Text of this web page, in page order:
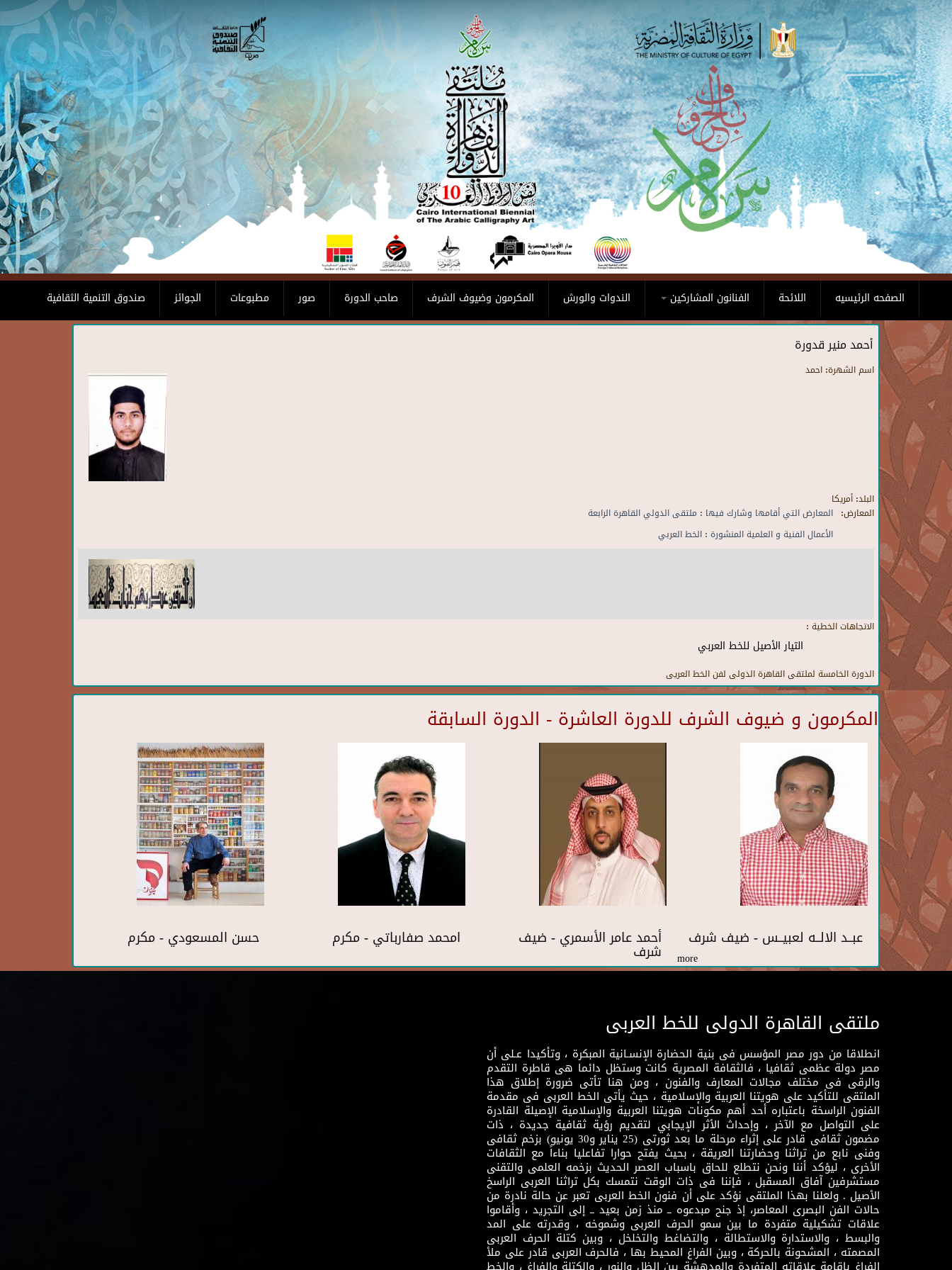
Skip to main content
صندوق التنمية الثقافية الجوائز مطبوعات صور صاحب الدورة المكرمون وضيوف الشرف الندوات والورش الفنانون المشاركين اللائحة الصفحه الرئيسيه
أحمد منير قدورة
اسم الشهرة: احمد
البلد: أمريكا
المعارض: المعارض التي أقامها وشارك فيها : ملتقى الدولي القاهرة الرابعة
الأعمال الفنية و العلمية المنشورة : الخط العربي
الاتجاهات الخطية :
التيار الأصيل للخط العربي
الدورة الخامسة لملتقى القاهرة الدولى لفن الخط العريى
المكرمون و ضيوف الشرف للدورة العاشرة - الدورة السابقة
حسن المسعودي - مكرم امحمد صفارباتي - مكرم أحمد عامر الأسمري - ضيف
شرف
عبــد الالــه لعبيــس - ضيف شرف
more
ملتقى القاهرة الدولى للخط العربى
انطلاقا من دور مصر المؤسس فى بنية الحضارة الإنسـانية المبكرة ، وتأكيدا عـلى أن
مصر دولة عظمى ثقافيا ، فالثقافة المصرية كانت وستظل دائما هى قاطرة التقدم
والرقى فى مختلف مجالات المعارف والفنون ، ومن هنا تأتى ضرورة إطلاق هذا
الملتقى للتأكيد على هويتنا العربية والإسلامية ، حيث يأتى الخط العربى فى مقدمة
الفنون الراسخة باعتباره أحد أهم مكونات هويتنا العربية والإسلامية الإصيلة القادرة
على التواصل مع الآخر ، وإحداث الأثر الإيجابي لتقديم رؤية ثقافية جديدة ، ذات
مضمون ثقافى قادر على إثراء مرحلة ما بعد ثورتى (25 يناير و30 يونيو) بزخم ثقافى
وفنى نابع من تراثنا وحضارتنا العريقة ، بحيث يفتح حوارا تفاعليا بناءاً مع الثقافات
الأخرى ، ليؤكد أننا ونحن نتطلع للحاق باسباب العصر الحديث بزخمه العلمى والتقنى
مستشرفين آفاق المسقبل ، فإننا فى ذات الوقت نتمسك بكل تراثنا العربى الراسخ
الأصيل . ولعلنا بهذا الملتقى نؤكد على أن فنون الخط العربى تعبر عن حالة نادرة من
حالات الفن البصرى المعاصر، إذ جنح مبدعوه ــ منذ زمن بعيد ــ إلى التجريد ، وأقاموا
علاقات تشكيلية متفردة ما بين سمو الحرف العربى وشموخه ، وقدرته على المد
والبسط ، والاستدارة والاستطالة ، والتضاغط والتخلخل ، وبين كتلة الحرف العربى
المصمته ، المشحونة بالحركة ، وبين الفراغ المحيط بها ، فالحرف العربى قادر على ملأ